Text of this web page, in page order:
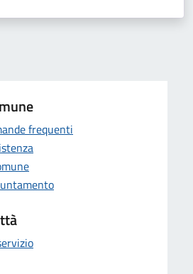
frequenti